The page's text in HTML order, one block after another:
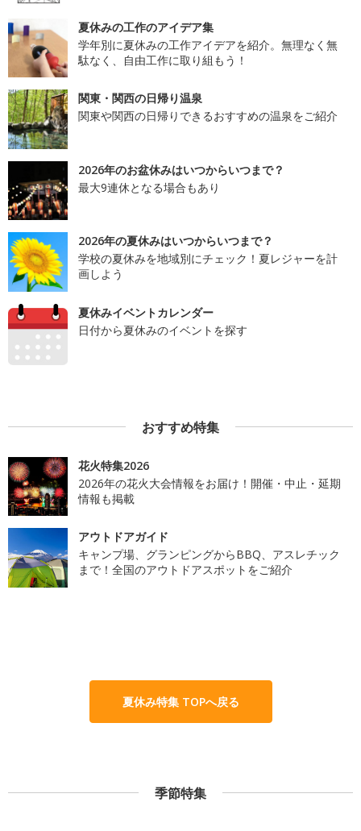
夏休みの工作のアイデア集
学年別に夏休みの工作アイデアを紹介。無理なく無
駄なく、自由工作に取り組もう！
関東・関西の日帰り温泉
関東や関西の日帰りできるおすすめの温泉をご紹介
2026年のお盆休みはいつからいつまで？
最大9連休となる場合もあり
2026年の夏休みはいつからいつまで？
学校の夏休みを地域別にチェック！夏レジャーを計
画しよう
夏休みイベントカレンダー
日付から夏休みのイベントを探す
おすすめ特集
花火特集2026
2026年の花火大会情報をお届け！開催・中止・延期
情報も掲載
アウトドアガイド
キャンプ場、グランピングからBBQ、アスレチック
まで！全国のアウトドアスポットをご紹介
夏休み特集 TOPへ戻る
季節特集